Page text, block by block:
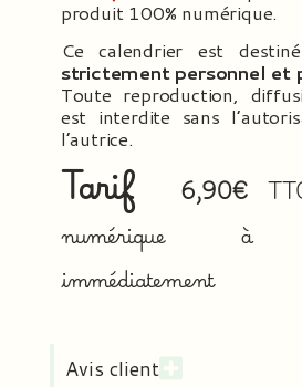
produit 100% numérique.
Ce calendrier est
strictement personnel et
Toute reproduction,
est interdite sans
l’autrice.
Tarif 6,90€
numérique à
immédiatement
Avis client